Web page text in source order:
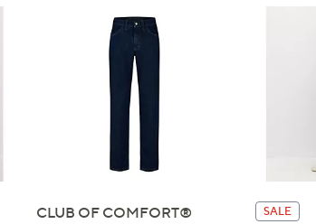
CLUB OF COMFORT®
SALE